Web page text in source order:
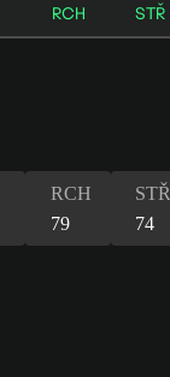
RCH STŘ
RCH
79
STŘ
74